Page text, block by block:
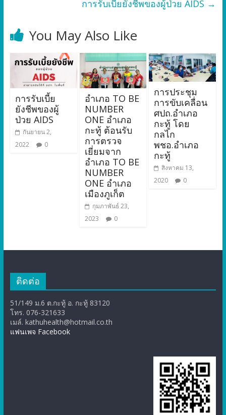
การรับเบี้ยยังชีพของผู้ป่วย AIDS →
You May Also Like
การรับเบี้ย
ยังชีพของผู้
ป่วย AIDS
กันยายน 2,
2022
0
อำเภอ TO BE
NUMBER
ONE อำเภอ
กะทู้ ต้อนรับ
การตรวจ
เยี่ยมจาก
อำเภอ TO BE
NUMBER
ONE อำเภอ
เมืองภูเก็ต
กุมภาพันธ์ 23,
2023
0
การประชุม
การขับเคลื่อน
ศปถ.อำเภอ
กะทู้ โดย
กลไก
พชอ.อำเภอ
กะทู้
สิงหาคม 13,
2020
0
ติดต่อ
51/149 ม.6 ต.กะทู้ อ. กะทู้ 83120
โทร. 076-321633
เมล์. kathuhealth@hotmail.co.th
แฟนเพจ Facebook